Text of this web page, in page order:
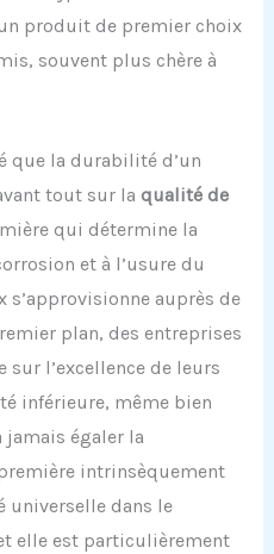
produit de premier choix
souvent plus chère à
que la durabilité d’un
tout sur la qualité de
qui détermine la
et à l’usure du
s’approvisionne auprès de
plan, des entreprises
l’excellence de leurs
inférieure, même bien
jamais égaler la
intrinsèquement
universelle dans le
elle est particulièrement